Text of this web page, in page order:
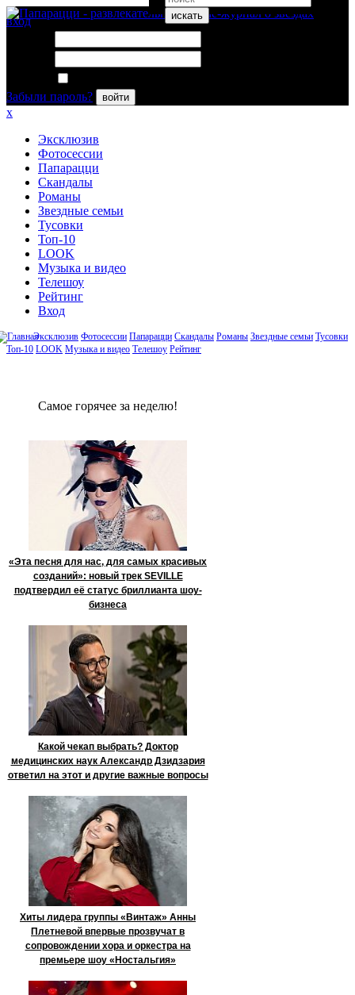
искать
вход
Забыли пароль?
войти
x
Эксклюзив
Фотосессии
Папарацци
Скандалы
Романы
Звездные семьи
Тусовки
Топ-10
LOOK
Музыка и видео
Телешоу
Рейтинг
Вход
Эксклюзив Фотосессии Папарацци Скандалы Романы Звездные семьи Тусовки
Топ-10 LOOK Музыка и видео Телешоу Рейтинг
Сaмое гoрячее за неделю!
«Эта песня для нас, для самых красивых
созданий»: новый трек SEVILLE
подтвердил её статус бриллианта шоу-
бизнеса
Какой чекап выбрать? Доктор
медицинских наук Александр Дзидзария
ответил на этот и другие важные вопросы
Хиты лидера группы «Винтаж» Анны
Плетневой впервые прозвучат в
сопровождении хора и оркестра на
премьере шоу «Ностальгия»